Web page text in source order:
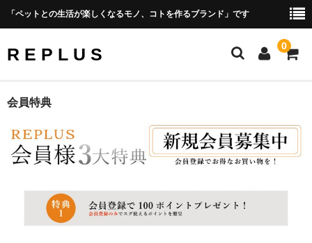
「ペットとの生活が楽しくなるモノ、コトを作るブランド」です
R E P L U S 0
Official Site
Amazon Shop Site
PRODUCT
CONCEPT
会員特典